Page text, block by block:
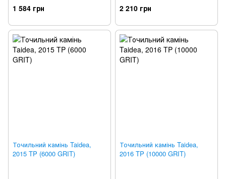
1 584 грн 2 210 грн
Точильний камінь Taidea,
2015 TP (6000 GRIT)
Точильний камінь Taidea,
2016 TP (10000 GRIT)